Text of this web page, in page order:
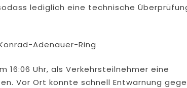
lediglich eine technische
Adenauer-Ring
Uhr, als Verkehrsteilnehmer eine
Vor Ort konnte schnell Entwarnung